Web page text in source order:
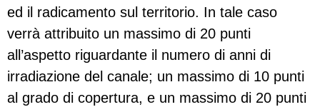
ed il radicamento sul territorio. In tale caso
verrà attribuito un massimo di 20 punti
all’aspetto riguardante il numero di anni di
irradiazione del canale; un massimo di 10 punti
al grado di copertura, e un massimo di 20 punti